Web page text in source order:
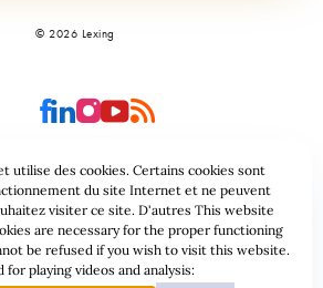
© 2026 Lexing
Allgemeine geschäftsbedingungen
& Cookies
utilise des cookies. Certains cookies sont
du site Internet et ne peuvent
visiter ce site. D'autres This website
are necessary for the proper functioning
be refused if you wish to visit this website.
playing videos and analysis: